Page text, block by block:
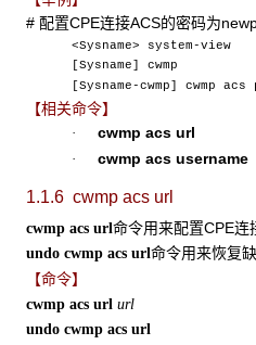
# 配置CPE连接ACS的密码为
<Sysname> system-view
[Sysname] cwmp
[Sysname-cwmp] cwmp
【相关命令】
· cwmp acs url
· cwmp acs username
1.1.6 cwmp acs url
cwmp acs url 命令用来配置CPE连
undo cwmp acs url命令用来恢复缺
【命令】
cwmp acs url url
undo cwmp acs url